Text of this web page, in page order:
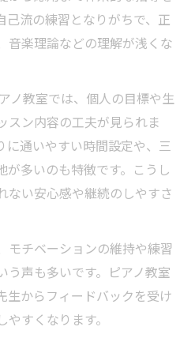
己流の練習となりがちで、正
音楽理論などの理解が浅くな
ノ教室では、個人の目標や生
スン内容の工夫が見られま
に通いやすい時間設定や、三
が多いのも特徴です。こうし
ない安心感や継続のしやすさ
モチベーションの維持や練習
う声も多いです。ピアノ教室
生からフィードバックを受け
すくなります。